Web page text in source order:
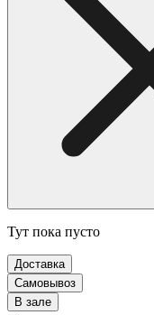
Тут пока пусто
Доставка
Самовывоз
В зале